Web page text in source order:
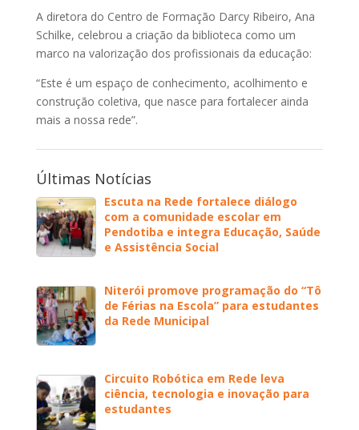
A diretora do Centro de Formação Darcy Ribeiro, Ana
Schilke, celebrou a criação da biblioteca como um
marco na valorização dos profissionais da educação:
“Este é um espaço de conhecimento, acolhimento e
construção coletiva, que nasce para fortalecer ainda
mais a nossa rede”.
Últimas Notícias
Escuta na Rede fortalece diálogo
com a comunidade escolar em
Pendotiba e integra Educação, Saúde
e Assistência Social
Niterói promove programação do “Tô
de Férias na Escola” para estudantes
da Rede Municipal
Circuito Robótica em Rede leva
ciência, tecnologia e inovação para
estudantes